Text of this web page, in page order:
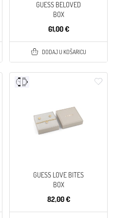
GUESS BELOVED
BOX
61,00 €
DODAJ U KOŠARICU
GUESS LOVE BITES
BOX
82,00 €